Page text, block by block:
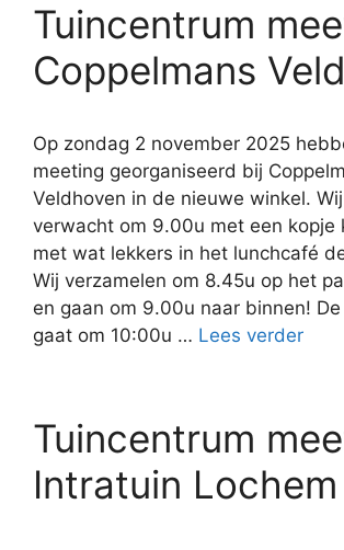
Tuincentrum
Coppelmans
Op zondag 2 november 2025
meeting georganiseerd bij
Veldhoven in de nieuwe winkel.
verwacht om 9.00u met een kopje
met wat lekkers in het lunchcafé
Wij verzamelen om 8.45u op het
en gaan om 9.00u naar binnen!
gaat om 10:00u … Lees verder
Tuincentrum
Intratuin Lochem